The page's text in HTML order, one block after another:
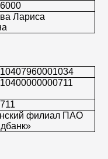
Лариса
филиал ПАО